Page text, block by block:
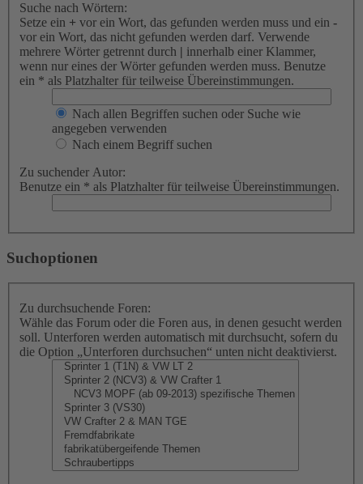
Suche nach Wörtern:
Setze ein + vor ein Wort, das gefunden werden muss und ein -
vor ein Wort, das nicht gefunden werden darf. Verwende
mehrere Wörter getrennt durch | innerhalb einer Klammer,
wenn nur eines der Wörter gefunden werden muss. Benutze
ein * als Platzhalter für teilweise Übereinstimmungen.
Nach allen Begriffen suchen oder Suche wie
angegeben verwenden
Nach einem Begriff suchen
Zu suchender Autor:
Benutze ein * als Platzhalter für teilweise Übereinstimmungen.
Suchoptionen
Zu durchsuchende Foren:
Wähle das Forum oder die Foren aus, in denen gesucht werden
soll. Unterforen werden automatisch mit durchsucht, sofern du
die Option „Unterforen durchsuchen“ unten nicht deaktivierst.